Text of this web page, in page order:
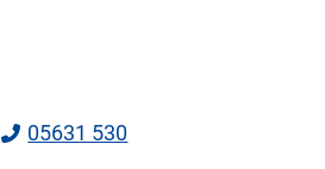
05631 530